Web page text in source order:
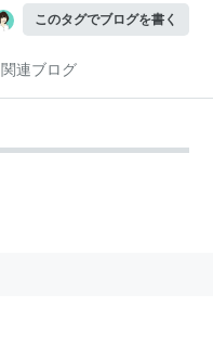
このタグでブログを書く
関連ブログ